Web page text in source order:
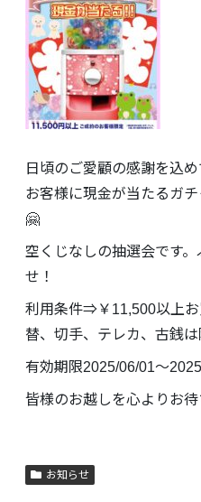
日頃のご愛顧の感謝を込
お客様に現金が当たるガ
🤗
空くじなしの抽選会です
せ！
利用条件⇒￥11,500以上
替、切手、テレカ、古銭は
有効期限2025/06/01〜
皆様のお越しを心よりお待
お知らせ